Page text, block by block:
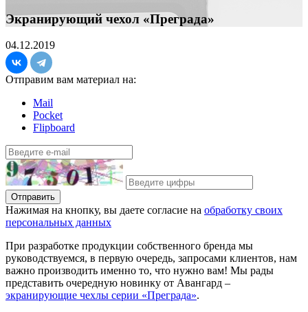
Экранирующий чехол «Преграда»
04.12.2019
Отправим вам материал на:
Mail
Pocket
Flipboard
Отправить
Нажимая на кнопку, вы даете согласие на обработку своих
персональных данных
При разработке продукции собственного бренда мы
руководствуемся, в первую очередь, запросами клиентов, нам
важно производить именно то, что нужно вам! Мы рады
представить очередную новинку от Авангард –
экранирующие чехлы серии «Преграда».